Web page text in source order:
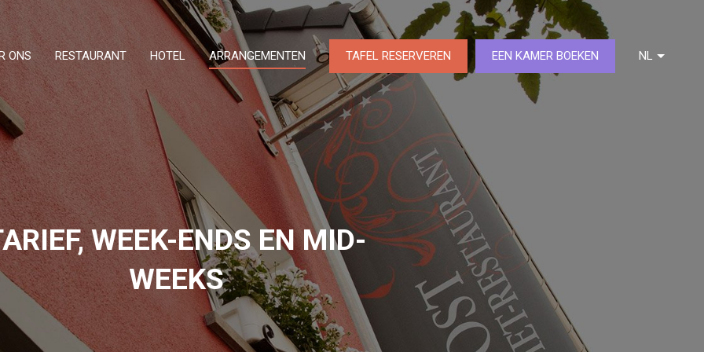
ONS RESTAURANT HOTEL ARRANGEMENTEN TAFEL RESERVEREN EEN KAMER BOEKEN NL
WEEK-ENDS EN MID-
WEEKS